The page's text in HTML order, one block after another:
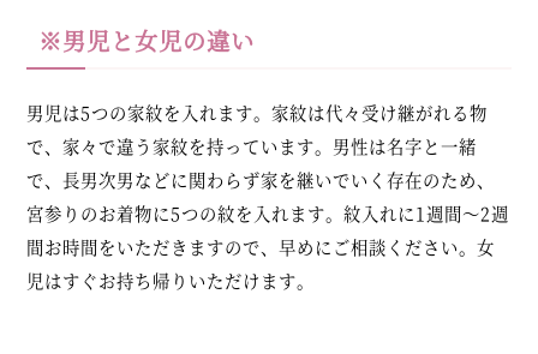
※男児と女児の違い
男児は5つの家紋を入れます。家紋は代々受け継がれる物
で、家々で違う家紋を持っています。男性は名字と一緒
で、長男次男などに関わらず家を継いでいく存在のため、
宮参りのお着物に5つの紋を入れます。紋入れに1週間～2週
間お時間をいただきますので、早めにご相談ください。女
児はすぐお持ち帰りいただけます。